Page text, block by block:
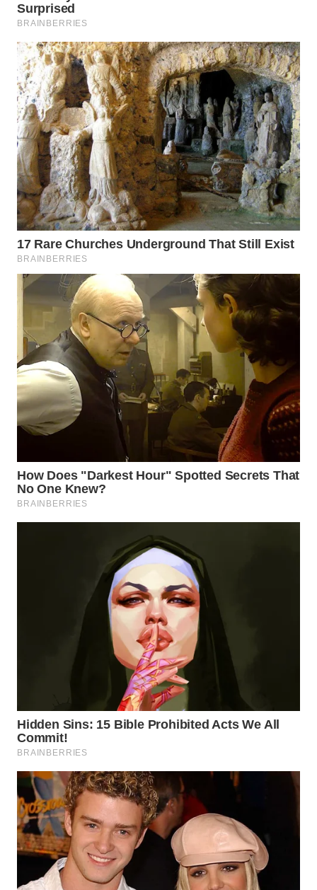
WN
CIANJUR
WN
KEPULAUAN
SERIBU
WN
TANGERANG
WN
BINJAI
WN
CIREBON
WN
INDRAMAYU
WN
KUNINGAN
WN
MAJALENGKA
WN
SUKABUMI
WN
SOLO
WN
BOROBUDUR
WN
MADURA
WN